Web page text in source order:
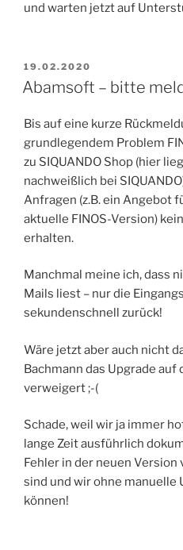
und warten jetzt auf
VERÖFFENTLICHT
AM
19.02.2020
Abamsoft – bitte
Bis auf eine kurze
grundlegendem Problem
zu SIQUANDO Shop (hier
nachweißlich bei
Anfragen (z.B. ein Angebot
aktuelle FINOS-Version)
erhalten.
Manchmal meine ich, dass
Mails liest – nur die
sekundenschnell zurück!
Wäre jetzt aber auch nicht
Bachmann das Upgrade auf
verweigert ;-(
Schade, weil wir ja immer
lange Zeit ausführlich
Fehler in der neuen
sind und wir ohne manuelle
können!